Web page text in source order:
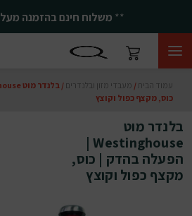
** משלוח חינם בהזמנה מעל
עמוד הבית / מעבדי מזון ובלנדרים
כוס, מקצף כפול וקוצץ
בלנדר מוט
Westinghouse |
הפעלה בהדק | כוס,
מקצף כפול וקוצץ